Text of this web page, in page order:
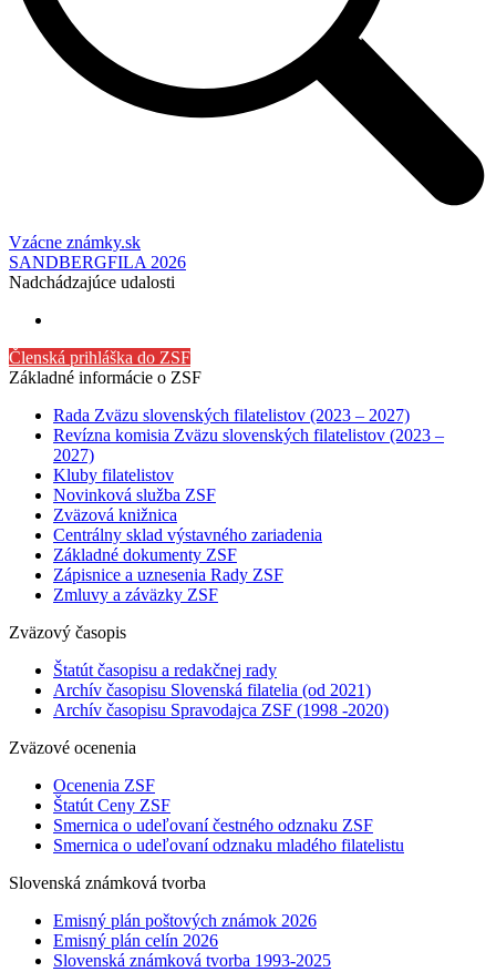
Vzácne známky.sk
SANDBERGFILA 2026
Nadchádzajúce udalosti
Členská prihláška do ZSF
Základné informácie o ZSF
Rada Zväzu slovenských filatelistov (2023 – 2027)
Revízna komisia Zväzu slovenských filatelistov (2023 –
2027)
Kluby filatelistov
Novinková služba ZSF
Zväzová knižnica
Centrálny sklad výstavného zariadenia
Základné dokumenty ZSF
Zápisnice a uznesenia Rady ZSF
Zmluvy a záväzky ZSF
Zväzový časopis
Štatút časopisu a redakčnej rady
Archív časopisu Slovenská filatelia (od 2021)
Archív časopisu Spravodajca ZSF (1998 -2020)
Zväzové ocenenia
Ocenenia ZSF
Štatút Ceny ZSF
Smernica o udeľovaní čestného odznaku ZSF
Smernica o udeľovaní odznaku mladého filatelistu
Slovenská známková tvorba
Emisný plán poštových známok 2026
Emisný plán celín 2026
Slovenská známková tvorba 1993-2025